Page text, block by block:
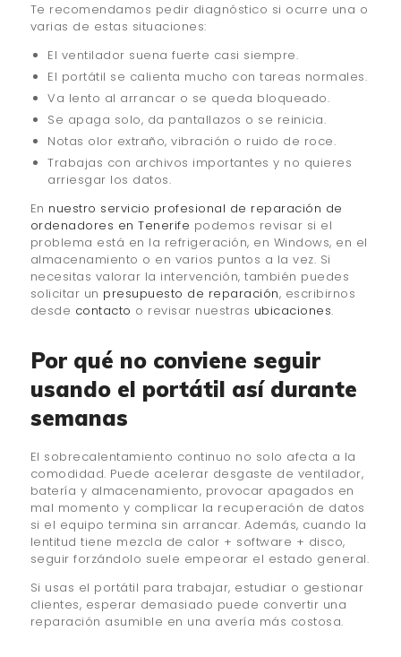
Te recomendamos pedir diagnóstico si ocurre una o
varias de estas situaciones:
El ventilador suena fuerte casi siempre.
El portátil se calienta mucho con tareas normales.
Va lento al arrancar o se queda bloqueado.
Se apaga solo, da pantallazos o se reinicia.
Notas olor extraño, vibración o ruido de roce.
Trabajas con archivos importantes y no quieres
arriesgar los datos.
En nuestro servicio profesional de reparación de
ordenadores en Tenerife podemos revisar si el
problema está en la refrigeración, en Windows, en el
almacenamiento o en varios puntos a la vez. Si
necesitas valorar la intervención, también puedes
solicitar un presupuesto de reparación, escribirnos
desde contacto o revisar nuestras ubicaciones.
Por qué no conviene seguir
usando el portátil así durante
semanas
El sobrecalentamiento continuo no solo afecta a la
comodidad. Puede acelerar desgaste de ventilador,
batería y almacenamiento, provocar apagados en
mal momento y complicar la recuperación de datos
si el equipo termina sin arrancar. Además, cuando la
lentitud tiene mezcla de calor + software + disco,
seguir forzándolo suele empeorar el estado general.
Si usas el portátil para trabajar, estudiar o gestionar
clientes, esperar demasiado puede convertir una
reparación asumible en una avería más costosa.